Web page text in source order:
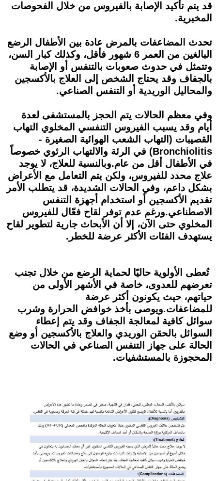
قد يتم تأكيد الإصابة بالفيروس من خلال الفحوصات
المخبرية.
تحدث المضاعفات بالمرض عادة بين الأطفال الرضع
البالغين من العمر 6 شهور فأقل، وكذلك كبار السن،
وتتمثل في حدوث صعوبات بالتنفس أو الإصابة
بالجفاف وقد يحتاج الشخص إلى العلاج بالأكسجين
والمحاليل الوريدية أو التنفس الصناعي.
وفي معظم الحالات يتم الحجز بالمستشفى لعدة
أيام وقد يسبب الفيروس التنفسي المخلوي التهاب
القصيبات (التهاب الشعب الهوائية الصغيرة -
Bronchiolitis) في الرئة والالتهاب الرئوي خصوصاً
في الأطفال أقل من عام.وبالنسبة للعلاج، لا يوجد
علاج محدد للفيروس، ولكن يتم التعامل مع الأعراض
بشكل داعم، وفي الحالات الشديدة، قد يتطلب الأمر
تقديم الأكسجين أو استخدام أجهزة التنفس
الاصطناعي.ورغم عدم توفر لقاح فعّال للفيروس
المخلوي حتى الآن، إلا أن الأبحاث جارية لتطوير لقاح
يستهدف الفئات الأكثر عرضة للخطر.
تُعطى الأولوية حاليًا لحماية الرضع من خلال تجنب
تعرضهم للعدوى، خاصة في الأشهر الأولى من
حياتهم، حيث يكونون أكثر عرضة
للمضاعفات.ويوصى بأخذ خوافض الحرارة وشرب
سوائل كافية لمعالجة الجفاف وقد يتم إعطاء
السوائل بالحقن الوريدي والعلاج بالأكسجين أو وضع
الحالة على جهاز التنفس الصناعي في الحالات
المحجوزة بالمستشفيات.